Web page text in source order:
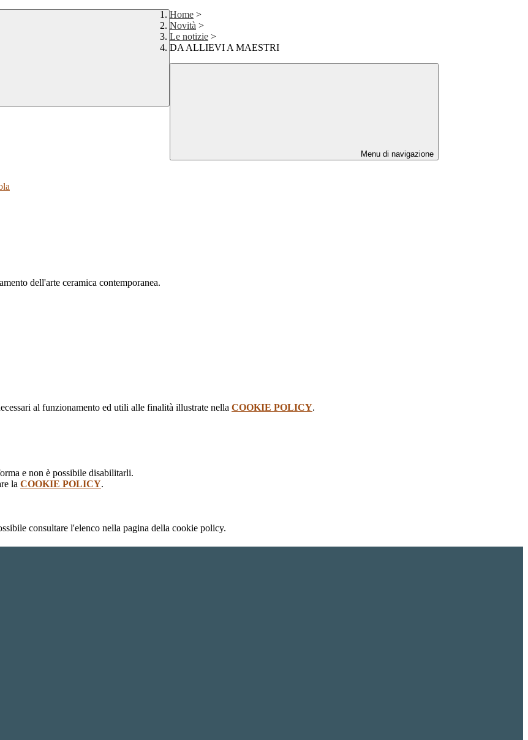
Home >
Novità >
Le notizie >
DA ALLIEVI A MAESTRI
Menu di navigazione
dell'arte ceramica contemporanea.
al funzionamento ed utili alle finalità illustrate nella COOKIE POLICY.
e non è possibile disabilitarli.
la COOKIE POLICY.
consultare l'elenco nella pagina della cookie policy.